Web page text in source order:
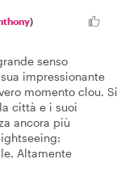
)
senso
impressionante
momento clou. Si
città e i suoi
ancora più
Altamente